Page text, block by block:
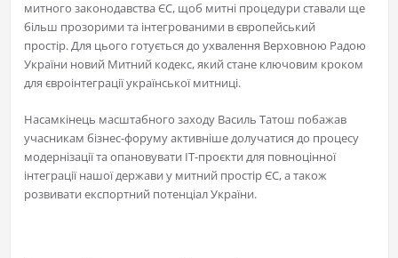
митного законодавства ЄС, щоб митні процедури ставали ще
більш прозорими та інтегрованими в європейський
простір. Для цього готується до ухвалення Верховною Радою
України новий Митний кодекс, який стане ключовим кроком
для євроінтеграції української митниці.
​Насамкінець масштабного заходу Василь Татош побажав
учасникам бізнес-форуму активніше долучатися до процесу
модернізації та опановувати ІТ-проєкти для повноцінної
інтеграції нашої держави у митний простір ЄС, а також
розвивати експортний потенціал України.